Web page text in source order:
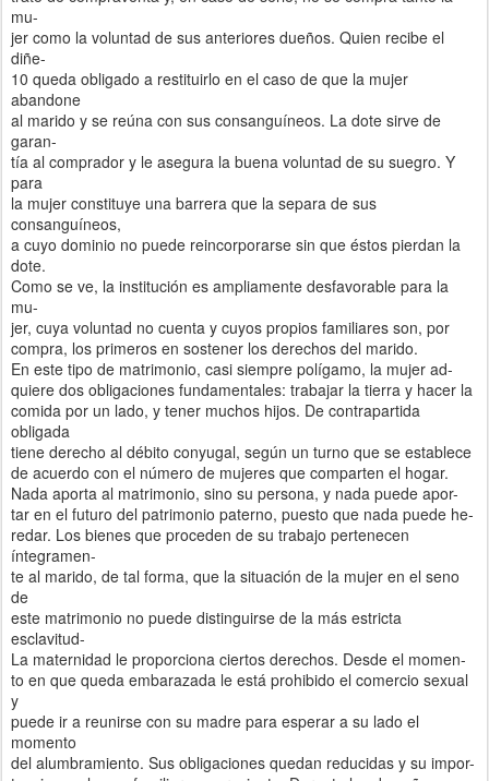
mu-
jer como la voluntad de sus anteriores dueños. Quien recibe el
diñe-
10 queda obligado a restituirlo en el caso de que la mujer
abandone
al marido y se reúna con sus consanguíneos. La dote sirve de
garan-
tía al comprador y le asegura la buena voluntad de su suegro. Y
para
la mujer constituye una barrera que la separa de sus
consanguíneos,
a cuyo dominio no puede reincorporarse sin que éstos pierdan la
dote.
Como se ve, la institución es ampliamente desfavorable para la
mu-
jer, cuya voluntad no cuenta y cuyos propios familiares son, por
compra, los primeros en sostener los derechos del marido.
En este tipo de matrimonio, casi siempre polígamo, la mujer ad-
quiere dos obligaciones fundamentales: trabajar la tierra y hacer la
comida por un lado, y tener muchos hijos. De contrapartida
obligada
tiene derecho al débito conyugal, según un turno que se establece
de acuerdo con el número de mujeres que comparten el hogar.
Nada aporta al matrimonio, sino su persona, y nada puede apor-
tar en el futuro del patrimonio paterno, puesto que nada puede he-
redar. Los bienes que proceden de su trabajo pertenecen
íntegramen-
te al marido, de tal forma, que la situación de la mujer en el seno
de
este matrimonio no puede distinguirse de la más estricta
esclavitud-
La maternidad le proporciona ciertos derechos. Desde el momen-
to en que queda embarazada le está prohibido el comercio sexual
y
puede ir a reunirse con su madre para esperar a su lado el
momento
del alumbramiento. Sus obligaciones quedan reducidas y su impor-